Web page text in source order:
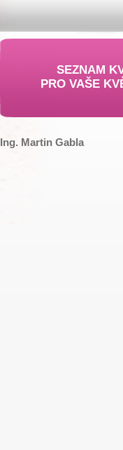
SEZNAM
PRO VAŠE
Ing. Martin Gabla